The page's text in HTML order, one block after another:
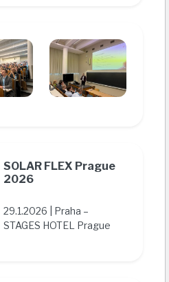
SOLAR FLEX Prague
2026
29.1.2026 | Praha –
STAGES HOTEL Prague